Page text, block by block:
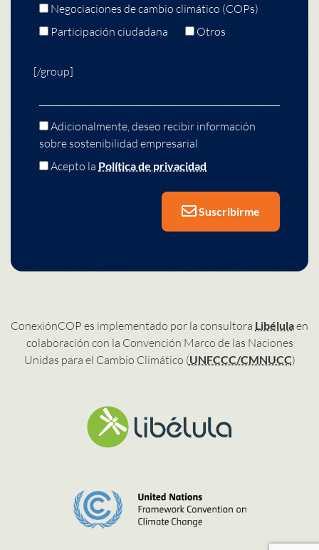
Negociaciones de cambio climático (COPs)
Participación ciudadana
Otros
[/group]
Adicionalmente, deseo recibir información
sobre sostenibilidad empresarial
Acepto la Política de privacidad
Suscribirme
ConexiónCOP es implementado por la consultora Libélulaen
colaboración con la Convención Marco de las Naciones
Unidas para el Cambio Climático (UNFCCC/CMNUCC)